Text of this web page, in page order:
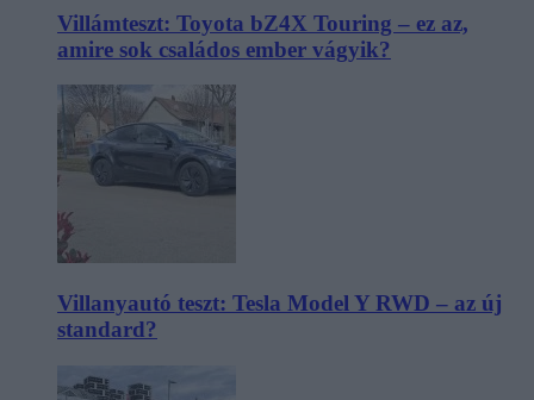
Villámteszt: Toyota bZ4X Touring – ez az,
amire sok családos ember vágyik?
Villanyautó teszt: Tesla Model Y RWD – az új
standard?